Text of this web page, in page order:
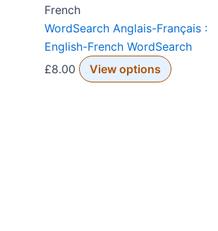
French
WordSearch Anglais-Français :
English-French WordSearch
£8.00 View options